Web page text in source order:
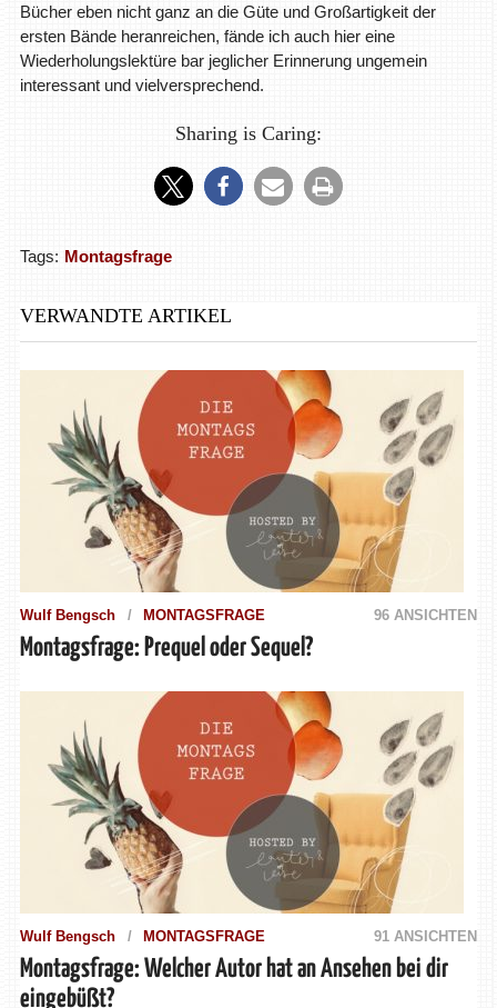
Bücher eben nicht ganz an die Güte und Großartigkeit der
ersten Bände heranreichen, fände ich auch hier eine
Wiederholungslektüre bar jeglicher Erinnerung ungemein
interessant und vielversprechend.
Sharing is Caring:
Tags: Montagsfrage
VERWANDTE ARTIKEL
Wulf Bengsch MONTAGSFRAGE 96 ANSICHTEN
Montagsfrage: Prequel oder Sequel?
Wulf Bengsch MONTAGSFRAGE 91 ANSICHTEN
Montagsfrage: Welcher Autor hat an Ansehen bei dir
eingebüßt?